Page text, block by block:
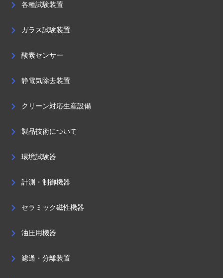
各種試験装置
ガラス試験装置
酸素センサー
静電気除去装置
クリーン対応生産設備
製品技術について
環境試験器
計測・制御機器
セラミック磁性機器
油圧用機器
濾過・分離装置